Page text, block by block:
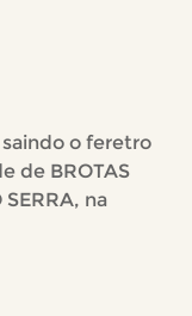
saindo o feretro
de BROTAS
na